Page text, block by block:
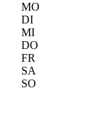
MO
DI
MI
DO
FR
SA
SO